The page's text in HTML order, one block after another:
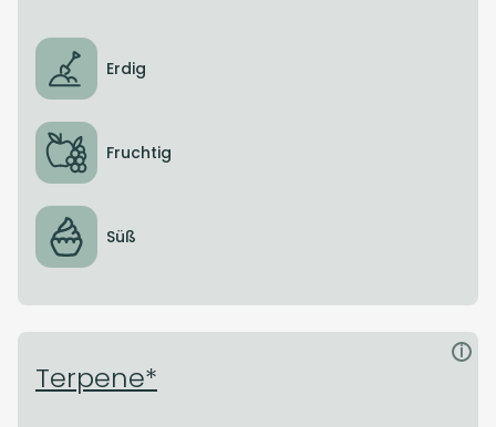
Erdig
Fruchtig
Süß
Terpene*
i